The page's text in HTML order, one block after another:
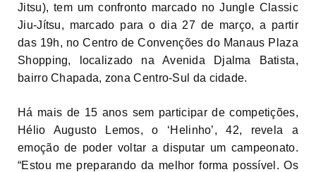
Jitsu), tem um confronto marcado no Jungle Classic
Jiu-Jítsu, marcado para o dia 27 de março, a partir
das 19h, no Centro de Convenções do Manaus Plaza
Shopping, localizado na Avenida Djalma Batista,
bairro Chapada, zona Centro-Sul da cidade.
Há mais de 15 anos sem participar de competições,
Hélio Augusto Lemos, o ‘Helinho’, 42, revela a
emoção de poder voltar a disputar um campeonato.
“Estou me preparando da melhor forma possível. Os